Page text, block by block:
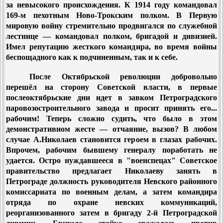
за невысокого происхождения. К 1914 году командовал
169-м пехотным Ново-Трокским полком. В Первую
мировую войну стремительно продвигался по служебной
лестнице — командовал полком, бригадой и дивизией.
Имел репутацию жесткого командира, во время войны
беспощадного как к подчиненным, так и к себе.
После Октябрьской революции добровольно
перешёл на сторону Советской власти, в первые
послеоктябрьские дни идет в завком Петроградского
паровозостроительного завода и просит принять его...
рабочим! Теперь сложно судить, что было в этом
демонстративном жесте — отчаяние, вызов? В любом
случае А.Николаев становится героем в глазах рабочих.
Впрочем, рабочим бывшему генералу поработать не
удается. Остро нуждавшееся в "военспецах" Советское
правительство предлагает Николаеву занять в
Петрограде должность руководителя Невского районного
комиссариата по военным делам, а затем командира
отряда по охране невских коммуникаций,
реорганизованного затем в бригаду 2-й Петроградской